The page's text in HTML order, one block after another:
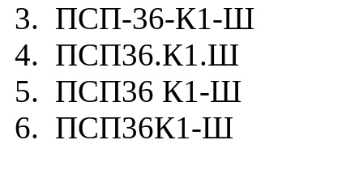
3. ПСП-36-К1-Ш
4. ПСП36.К1.Ш
5. ПСП36 К1-Ш
6. ПСП36К1-Ш